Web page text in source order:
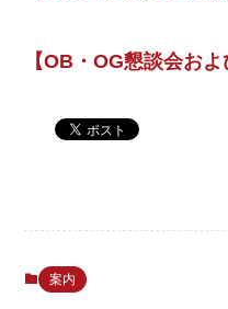
【OB・OG懇談会およ
案内